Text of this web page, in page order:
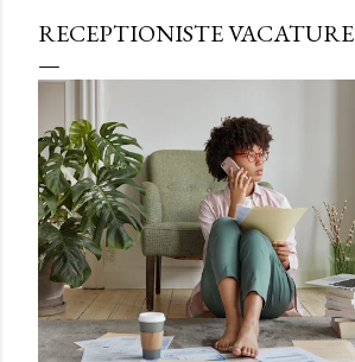
RECEPTIONISTE VACATURE